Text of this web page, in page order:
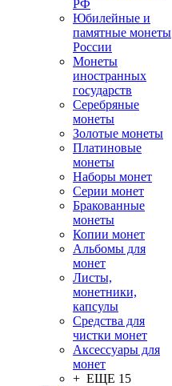
РФ
Юбилейные и
памятные монеты
России
Монеты
иностранных
государств
Серебряные
монеты
Золотые монеты
Платиновые
монеты
Наборы монет
Серии монет
Бракованные
монеты
Копии монет
Альбомы для
монет
Листы,
монетники,
капсулы
Средства для
чистки монет
Аксессуары для
монет
+ ЕЩЕ 15